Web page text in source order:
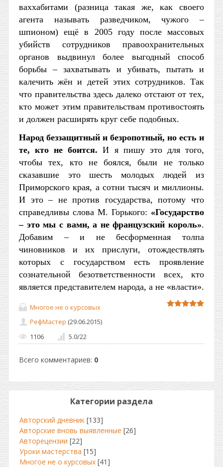
ваххабитами (разница такая же, как своего
агента называть разведчиком, чужого –
шпионом) ещё в 2005 году после массовых
убийств сотрудников правоохранительных
органов выдвинул более выгодный способ
борьбы – захватывать и убивать, пытать и
калечить жён и детей этих сотрудников. Так
что правительства здесь далеко отстают от тех,
кто может этим правительствам противостоять
и должен расширять круг себе подобных.
Народ беззащитный и безропотный, но есть и
те, кто не боится. И я пишу это для того,
чтобы тех, кто не боялся, были не только
сказавшие это шесть молодых людей из
Приморского края, а сотни тысяч и миллионы.
И это – не против государства, потому что
справедливы слова М. Горького: «Государство
– это мы с вами, а не французский король».
Добавим – и не бесформенная толпа
чиновников и их прислуги, отождествлять
которых с государством есть проявление
сознательной безответственности всех, кто
является представителем народа, а не «власти».
Многое не о курсовых
РефМастер (29.06.2015)
1106
5.0/22
Всего комментариев: 0
Категории раздела
Авторский дневник [133]
Авторские вновь выявленные [26]
Авторецензии [22]
Уроки мастерства [15]
Многое не о курсовых [41]